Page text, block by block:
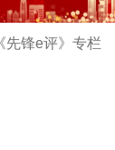
《先锋e评》专栏